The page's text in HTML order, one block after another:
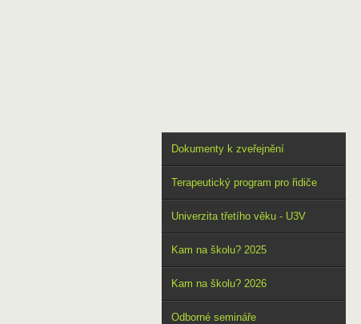
Dokumenty k zveřejnění
Terapeutický program pro řidiče
Univerzita třetího věku - U3V
Kam na školu? 2025
Kam na školu? 2026
Odborné semináře